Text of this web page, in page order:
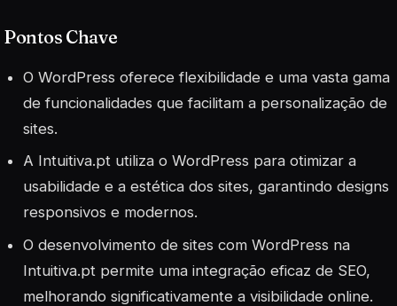
Pontos Chave
O WordPress oferece flexibilidade e uma vasta gama
de funcionalidades que facilitam a personalização de
sites.
A Intuitiva.pt utiliza o WordPress para otimizar a
usabilidade e a estética dos sites, garantindo designs
responsivos e modernos.
O desenvolvimento de sites com WordPress na
Intuitiva.pt permite uma integração eficaz de SEO,
melhorando significativamente a visibilidade online.